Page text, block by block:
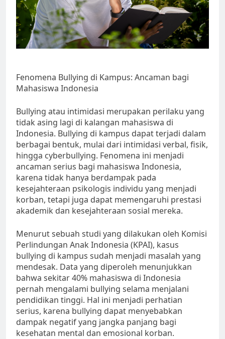
Fenomena Bullying di Kampus: Ancaman bagi
Mahasiswa Indonesia
Bullying atau intimidasi merupakan perilaku yang
tidak asing lagi di kalangan mahasiswa di
Indonesia. Bullying di kampus dapat terjadi dalam
berbagai bentuk, mulai dari intimidasi verbal, fisik,
hingga cyberbullying. Fenomena ini menjadi
ancaman serius bagi mahasiswa Indonesia,
karena tidak hanya berdampak pada
kesejahteraan psikologis individu yang menjadi
korban, tetapi juga dapat memengaruhi prestasi
akademik dan kesejahteraan sosial mereka.
Menurut sebuah studi yang dilakukan oleh Komisi
Perlindungan Anak Indonesia (KPAI), kasus
bullying di kampus sudah menjadi masalah yang
mendesak. Data yang diperoleh menunjukkan
bahwa sekitar 40% mahasiswa di Indonesia
pernah mengalami bullying selama menjalani
pendidikan tinggi. Hal ini menjadi perhatian
serius, karena bullying dapat menyebabkan
dampak negatif yang jangka panjang bagi
kesehatan mental dan emosional korban.